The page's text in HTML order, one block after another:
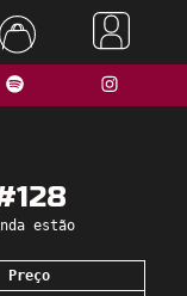
estão
Preço